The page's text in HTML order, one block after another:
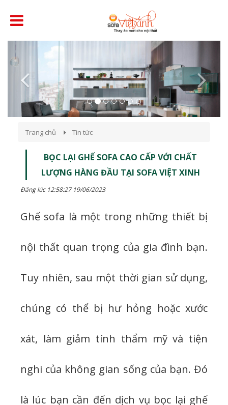
Previous
Trang chủ Tin tức
BỌC LẠI GHẾ SOFA CAO CẤP VỚI CHẤT
LƯỢNG HÀNG ĐẦU TẠI SOFA VIỆT XINH
Đăng lúc 12:58:27 19/06/2023
Ghế sofa là một trong những thiết bị
nội thất quan trọng của gia đình bạn.
Tuy nhiên, sau một thời gian sử dụng,
chúng có thể bị hư hỏng hoặc xước
xát, làm giảm tính thẩm mỹ và tiện
nghi của không gian sống của bạn. Đó
là lúc bạn cần đến dịch vụ bọc lại ghế